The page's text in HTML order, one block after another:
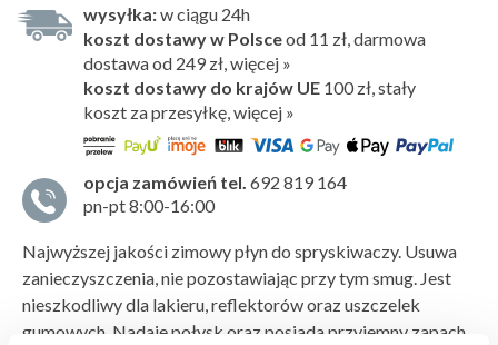
wysyłka:w ciągu 24h
koszt dostawy w Polsceod 11 zł, darmowa
dostawa od 249 zł, więcej »
koszt dostawy do krajów UE 100 zł,stały
koszt za przesyłkę, więcej »
opcja zamówień tel. 692 819 164
pn-pt 8:00-16:00
Najwyższej jakości zimowy płyn do spryskiwaczy. Usuwa
zanieczyszczenia, nie pozostawiając przy tym smug. Jest
nieszkodliwy dla lakieru, reflektorów oraz uszczelek
gumowych. Nadaje połysk oraz posiada przyjemny zapach